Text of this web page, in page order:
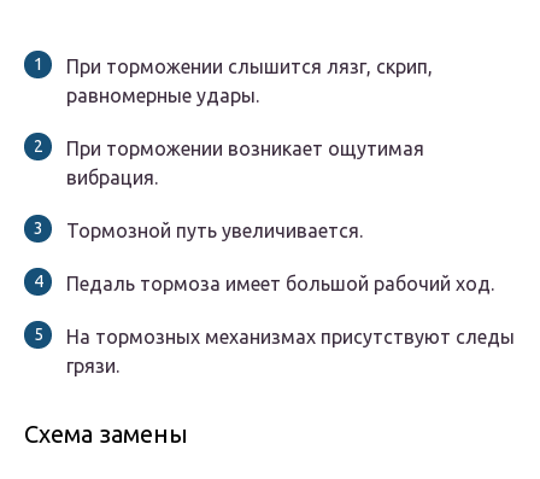
При торможении слышится лязг, скрип,
равномерные удары.
При торможении возникает ощутимая
вибрация.
Тормозной путь увеличивается.
Педаль тормоза имеет большой рабочий ход.
На тормозных механизмах присутствуют следы
грязи.
Схема замены